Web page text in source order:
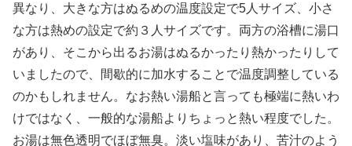
異なり、大きな方はぬるめの温度設定で5人サイズ、小さ
な方は熱めの設定で約３人サイズです。両方の浴槽に湯口
があり、そこから出るお湯はぬるかったり熱かったりして
いましたので、間歇的に加水することで温度調整している
のかもしれません。なお熱い湯船と言っても極端に熱いわ
けではなく、一般的な湯船よりちょっと熱い程度でした。
お湯は無色透明でほぼ無臭。淡い塩味があり、苦汁のよう